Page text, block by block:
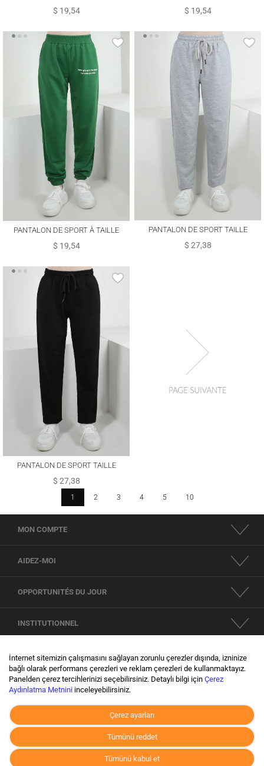
ÉLASTIQUE AVEC DÉTAIL SLOGAN
T 1702
$ 19,54
ÉLASTIQUE AVEC DÉTAIL SLOGAN
T 1702
$ 19,54
PANTALON DE SPORT À TAILLE
ÉLASTIQUE AVEC DÉTAIL SLOGAN
T 1702
$ 19,54
PANTALON DE SPORT TAILLE
ÉLASTIQUE À NOUER T 6502
$ 27,38
PANTALON DE SPORT TAILLE
ÉLASTIQUE À NOUER T 6502
$ 27,38
1 2 3 4 5 10
MON COMPTE
AIDEZ-MOI
OPPORTUNITÉS DU JOUR
INSTITUTIONNEL
RÉSEAUX SOCIAUX
KVKK
İnternet sitemizin çalışmasını sağlayan zorunlu çerezler dışında, izninize
bağlı olarak performans çerezleri ve reklam çerezleri de kullanmaktayız.
Panelden çerez tercihlerinizi seçebilirsiniz. Detaylı bilgi için Çerez
Aydınlatma Metnini inceleyebilirsiniz.
Çerez ayarları
Tümünü reddet
Tümünü kabul et